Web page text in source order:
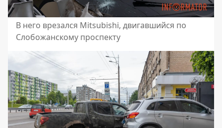
В него врезался Mitsubishi, двигавшийся по
Слобожанскому проспекту